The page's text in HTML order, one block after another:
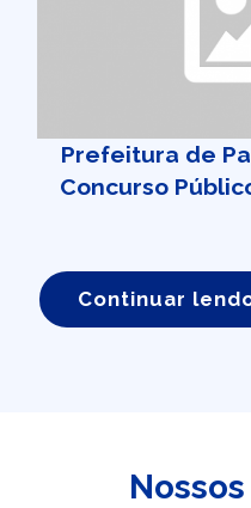
Prefeitura de
Concurso
Continuar